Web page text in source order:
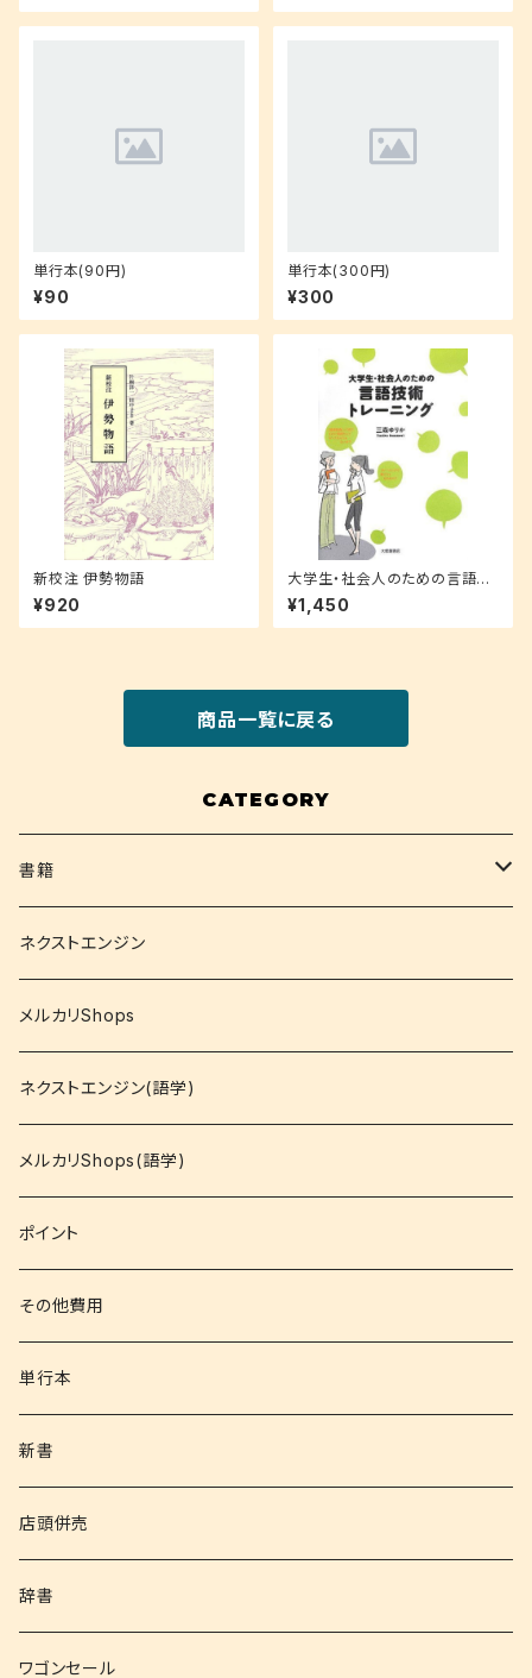
単行本(90円)
¥90
単行本(300円)
¥300
新校注 伊勢物語
¥920
大学生・社会人のための言語技
術トレーニング
¥1,450
商品一覧に戻る
CATEGORY
書籍
関西大学テキスト
就活
資格
コミック
文庫
その他書籍
書籍以外
ネクストエンジン
メルカリShops
ネクストエンジン(語学)
メルカリShops(語学)
ポイント
その他費用
単行本
新書
店頭併売
辞書
ワゴンセール